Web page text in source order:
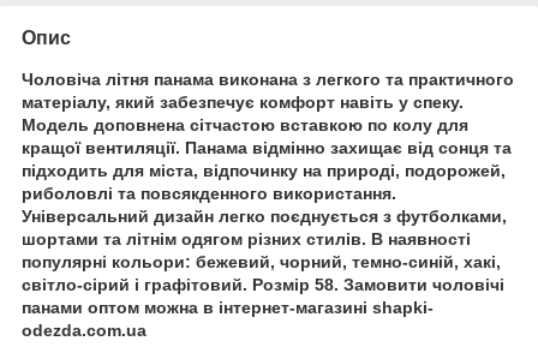
Опис
Чоловіча літня панама виконана з легкого та практичного
матеріалу, який забезпечує комфорт навіть у спеку.
Модель доповнена сітчастою вставкою по колу для
кращої вентиляції. Панама відмінно захищає від сонця та
підходить для міста, відпочинку на природі, подорожей,
риболовлі та повсякденного використання.
Універсальний дизайн легко поєднується з футболками,
шортами та літнім одягом різних стилів. В наявності
популярні кольори: бежевий, чорний, темно-синій, хакі,
світло-сірий і графітовий. Розмір 58. Замовити чоловічі
панами оптом можна в інтернет-магазині shapki-
odezda.com.ua